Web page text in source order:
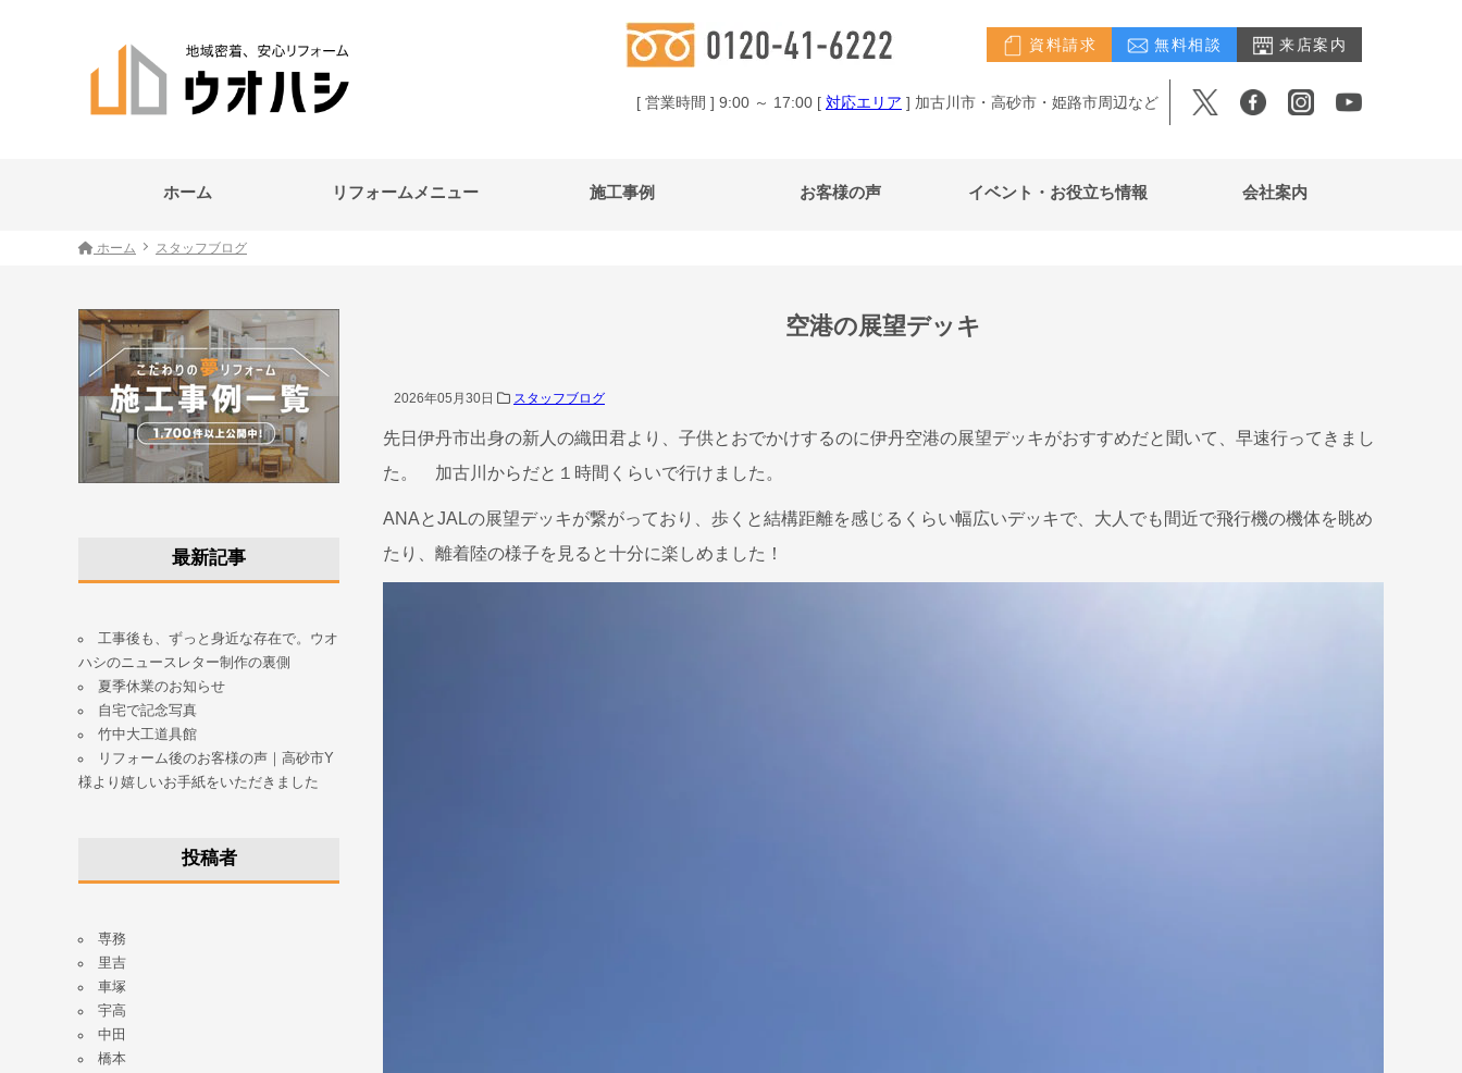
資料請求 無料相談 来店案内
[ 営業時間 ] 9:00 ～ 17:00 [ 対応エリア ] 加古川市・高砂市・姫路市周辺など
ホーム リフォームメニュー 施工事例 お客様の声 イベント・お役立ち情報 会社案内
ホーム スタッフブログ
空港の展望デッキ
2026年05月30日 スタッフブログ
先日伊丹市出身の新人の織田君より、子供とおでかけするのに伊丹空港の展望デッキがおすすめだと聞いて、早速行ってきまし
た。 加古川からだと１時間くらいで行けました。
ANAとJALの展望デッキが繋がっており、歩くと結構距離を感じるくらい幅広いデッキで、大人でも間近で飛行機の機体を眺め
たり、離着陸の様子を見ると十分に楽しめました！
最新記事
工事後も、ずっと身近な存在で。ウオ
ハシのニュースレター制作の裏側
夏季休業のお知らせ
自宅で記念写真
竹中大工道具館
リフォーム後のお客様の声｜高砂市Y
様より嬉しいお手紙をいただきました
投稿者
専務
里吉
車塚
宇高
中田
橋本